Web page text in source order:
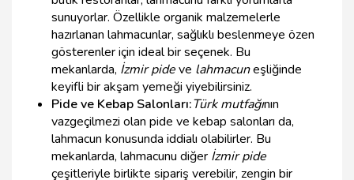
sunuyorlar. Özellikle organik malzemelerle
hazırlanan lahmacunlar, sağlıklı beslenmeye özen
gösterenler için ideal bir seçenek. Bu
mekanlarda, İzmir pideve lahmacuneşliğinde
keyifli bir akşam yemeği yiyebilirsiniz.
Pide ve Kebap Salonları:Türk mutfağının
vazgeçilmezi olan pide ve kebap salonları da,
lahmacun konusunda iddialı olabilirler. Bu
mekanlarda, lahmacunu diğer İzmir pide
çeşitleriyle birlikte sipariş verebilir, zengin bir